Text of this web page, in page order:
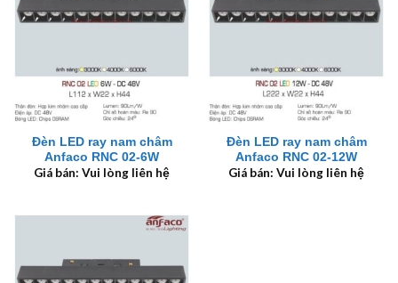
Đèn LED ray nam châm
Anfaco RNC 02-6W
Giá bán: Vui lòng liên hệ
Đèn LED ray nam châm
Anfaco RNC 02-12W
Giá bán: Vui lòng liên hệ